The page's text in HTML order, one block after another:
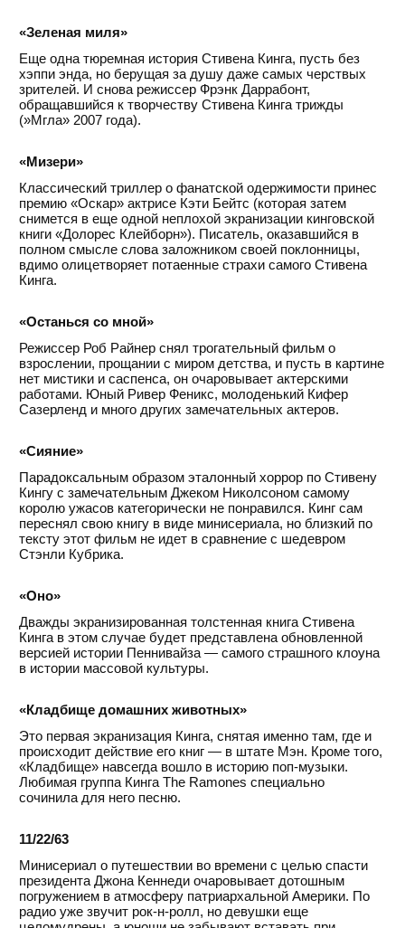
«Зеленая миля»
Еще одна тюремная история Стивена Кинга, пусть без
хэппи энда, но берущая за душу даже самых черствых
зрителей. И снова режиссер Фрэнк Даррабонт,
обращавшийся к творчеству Стивена Кинга трижды
(»Мгла» 2007 года).
«Мизери»
Классический триллер о фанатской одержимости принес
премию «Оскар» актрисе Кэти Бейтс (которая затем
снимется в еще одной неплохой экранизации кинговской
книги «Долорес Клейборн»). Писатель, оказавшийся в
полном смысле слова заложником своей поклонницы,
вдимо олицетворяет потаенные страхи самого Стивена
Кинга.
«Останься со мной»
Режиссер Роб Райнер снял трогательный фильм о
взрослении, прощании с миром детства, и пусть в картине
нет мистики и саспенса, он очаровывает актерскими
работами. Юный Ривер Феникс, молоденький Кифер
Сазерленд и много других замечательных актеров.
«Сияние»
Парадоксальным образом эталонный хоррор по Стивену
Кингу с замечательным Джеком Николсоном самому
королю ужасов категорически не понравился. Кинг сам
переснял свою книгу в виде минисериала, но близкий по
тексту этот фильм не идет в сравнение с шедевром
Стэнли Кубрика.
«Оно»
Дважды экранизированная толстенная книга Стивена
Кинга в этом случае будет представлена обновленной
версией истории Пеннивайза — самого страшного клоуна
в истории массовой культуры.
«Кладбище домашних животных»
Это первая экранизация Кинга, снятая именно там, где и
происходит действие его книг — в штате Мэн. Кроме того,
«Кладбище» навсегда вошло в историю поп-музыки.
Любимая группа Кинга The Ramones специально
сочинила для него песню.
11/22/63
Минисериал о путешествии во времени с целью спасти
президента Джона Кеннеди очаровывает дотошным
погружением в атмосферу патриархальной Америки. По
радио уже звучит рок-н-ролл, но девушки еще